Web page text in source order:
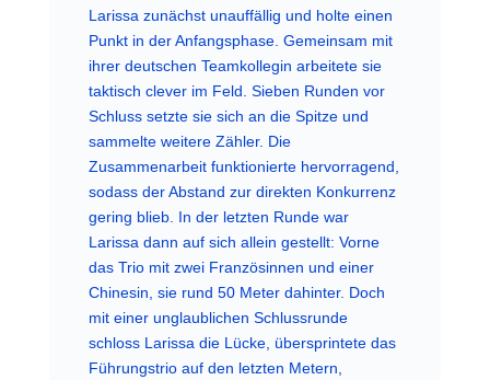
Larissa zunächst unauffällig und holte einen
Punkt in der Anfangsphase. Gemeinsam mit
ihrer deutschen Teamkollegin arbeitete sie
taktisch clever im Feld. Sieben Runden vor
Schluss setzte sie sich an die Spitze und
sammelte weitere Zähler. Die
Zusammenarbeit funktionierte hervorragend,
sodass der Abstand zur direkten Konkurrenz
gering blieb. In der letzten Runde war
Larissa dann auf sich allein gestellt: Vorne
das Trio mit zwei Französinnen und einer
Chinesin, sie rund 50 Meter dahinter. Doch
mit einer unglaublichen Schlussrunde
schloss Larissa die Lücke, übersprintete das
Führungstrio auf den letzten Metern,